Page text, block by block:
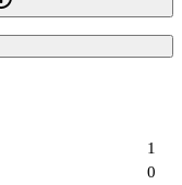
0
1